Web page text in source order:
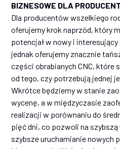
BIZNESOWE DLA
Dla producentów wszelkiego
oferujemy krok naprzód, który
potencjał w nowy i
jednak oferujemy znacznie
części obrabianych CNC, które
od tego, czy potrzebują jednej
Wkrótce będziemy w stanie
wycenę, a w międzyczasie
realizacji w porównaniu do
pięć dni, co pozwoli na
szybsze uruchamianie nowych